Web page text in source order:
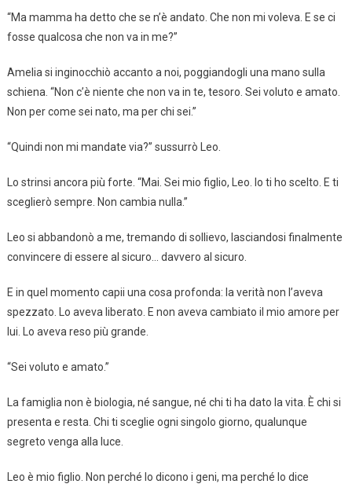
“Ma mamma ha detto che se n’è andato. Che non mi voleva. E se ci
fosse qualcosa che non va in me?”
Amelia si inginocchiò accanto a noi, poggiandogli una mano sulla
schiena. “Non c’è niente che non va in te, tesoro. Sei voluto e amato.
Non per come sei nato, ma per chi sei.”
“Quindi non mi mandate via?” sussurrò Leo.
Lo strinsi ancora più forte. “Mai. Sei mio figlio, Leo. Io ti ho scelto. E ti
sceglierò sempre. Non cambia nulla.”
Leo si abbandonò a me, tremando di sollievo, lasciandosi finalmente
convincere di essere al sicuro… davvero al sicuro.
E in quel momento capii una cosa profonda: la verità non l’aveva
spezzato. Lo aveva liberato. E non aveva cambiato il mio amore per
lui. Lo aveva reso più grande.
“Sei voluto e amato.”
La famiglia non è biologia, né sangue, né chi ti ha dato la vita. È chi si
presenta e resta. Chi ti sceglie ogni singolo giorno, qualunque
segreto venga alla luce.
Leo è mio figlio. Non perché lo dicono i geni, ma perché lo dice